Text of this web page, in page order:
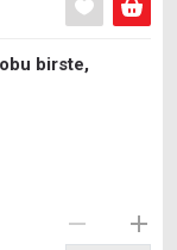
birste,